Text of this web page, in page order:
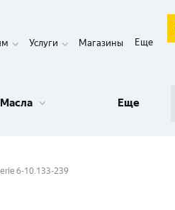
Услуги Магазины Еще
Масла Еще
6-10.133-239